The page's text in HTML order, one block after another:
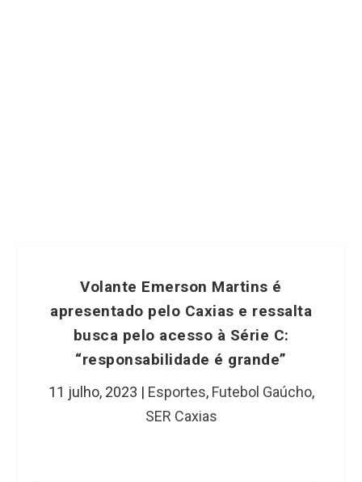
Volante Emerson Martins é
apresentado pelo Caxias e ressalta
busca pelo acesso à Série C:
“responsabilidade é grande”
11 julho, 2023 | Esportes, Futebol Gaúcho,
SER Caxias